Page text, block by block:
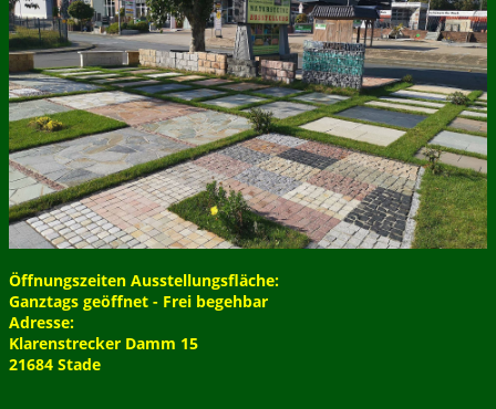
Öffnungszeiten Ausstellungsfläche:
Ganztags geöffnet - Frei begehbar
Adresse:
Klarenstrecker Damm 15
21684 Stade